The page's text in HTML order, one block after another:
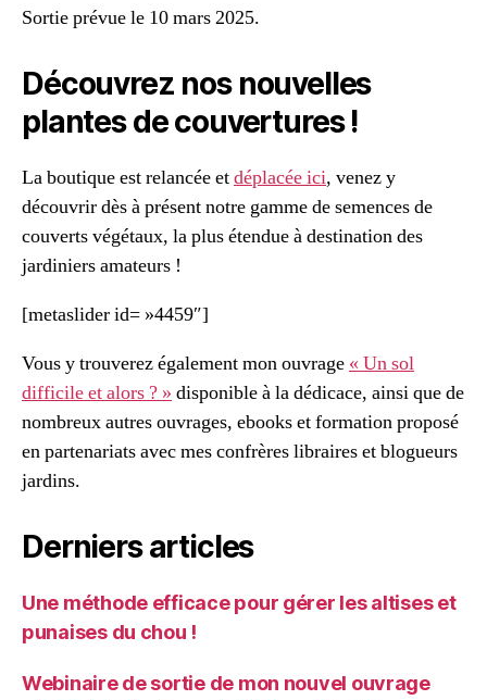
Sortie prévue le 10 mars 2025.
Découvrez nos nouvelles
plantes de couvertures !
La boutique est relancée etdéplacée ici, venez y
découvrir dès à présent notre gamme de semences de
couverts végétaux, la plus étendue à destination des
jardiniers amateurs !
[metaslider id= »4459″]
Vous y trouverez également mon ouvrage « Un sol
difficile et alors ? » disponible à la dédicace, ainsi que de
nombreux autres ouvrages, ebooks et formation proposé
en partenariats avec mes confrères libraires et blogueurs
jardins.
Derniers articles
Une méthode efficace pour gérer les altises et
punaises du chou !
Webinaire de sortie de mon nouvel ouvrage